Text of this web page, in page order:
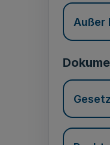
Außer
Gesetz